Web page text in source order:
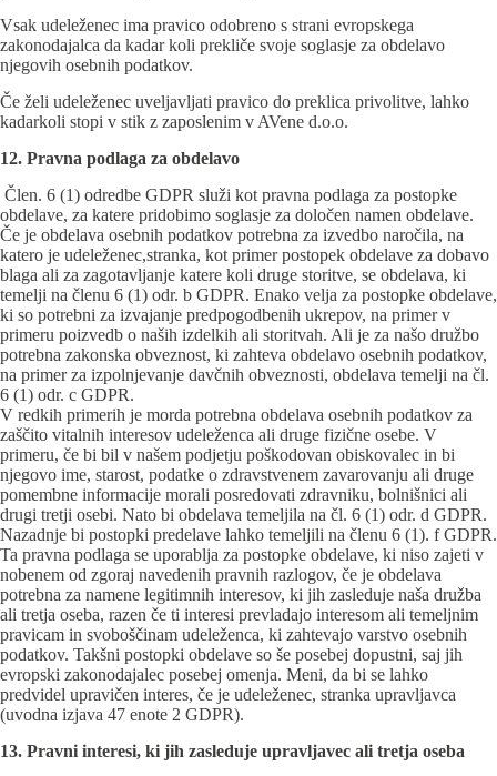
Vsak udeleženec ima pravico odobreno s strani evropskega
zakonodajalca da kadar koli prekliče svoje soglasje za obdelavo
njegovih osebnih podatkov.
Če želi udeleženec uveljavljati pravico do preklica privolitve, lahko
kadarkoli stopi v stik z zaposlenim v AVene d.o.o.
12. Pravna podlaga za obdelavo
Člen. 6 (1) odredbe GDPR služi kot pravna podlaga za postopke
obdelave, za katere pridobimo soglasje za določen namen obdelave.
Če je obdelava osebnih podatkov potrebna za izvedbo naročila, na
katero je udeleženec,stranka, kot primer postopek obdelave za dobavo
blaga ali za zagotavljanje katere koli druge storitve, se obdelava, ki
temelji na členu 6 (1) odr. b GDPR. Enako velja za postopke obdelave,
ki so potrebni za izvajanje predpogodbenih ukrepov, na primer v
primeru poizvedb o naših izdelkih ali storitvah. Ali je za našo družbo
potrebna zakonska obveznost, ki zahteva obdelavo osebnih podatkov,
na primer za izpolnjevanje davčnih obveznosti, obdelava temelji na čl.
6 (1) odr. c GDPR.
V redkih primerih je morda potrebna obdelava osebnih podatkov za
zaščito vitalnih interesov udeleženca ali druge fizične osebe. V
primeru, če bi bil v našem podjetju poškodovan obiskovalec in bi
njegovo ime, starost, podatke o zdravstvenem zavarovanju ali druge
pomembne informacije morali posredovati zdravniku, bolnišnici ali
drugi tretji osebi. Nato bi obdelava temeljila na čl. 6 (1) odr. d GDPR.
Nazadnje bi postopki predelave lahko temeljili na členu 6 (1). f GDPR.
Ta pravna podlaga se uporablja za postopke obdelave, ki niso zajeti v
nobenem od zgoraj navedenih pravnih razlogov, če je obdelava
potrebna za namene legitimnih interesov, ki jih zasleduje naša družba
ali tretja oseba, razen če ti interesi prevladajo interesom ali temeljnim
pravicam in svoboščinam udeleženca, ki zahtevajo varstvo osebnih
podatkov. Takšni postopki obdelave so še posebej dopustni, saj jih
evropski zakonodajalec posebej omenja. Meni, da bi se lahko
predvidel upravičen interes, če je udeleženec, stranka upravljavca
(uvodna izjava 47 enote 2 GDPR).
13. Pravni interesi, ki jih zasleduje upravljavec ali tretja oseba